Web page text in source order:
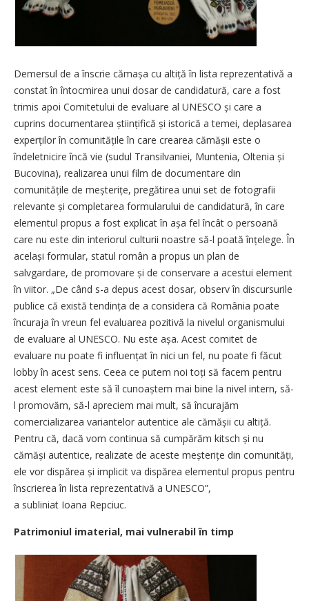
Demersul de a înscrie cămașa cu altiță în lista reprezentativă a
constat în întocmirea unui dosar de candidatură, care a fost
trimis apoi Comitetului de evaluare al UNESCO și care a
cuprins documentarea științifică și istorică a temei, deplasarea
experților în comunitățile în care crearea cămășii este o
îndeletnicire încă vie (sudul Transilvaniei, Muntenia, Oltenia și
Bucovina), realizarea unui film de documentare din
comunitățile de meșterițe, pregătirea unui set de fotografii
relevante și completarea formularului de candidatură, în care
elementul propus a fost explicat în așa fel încât o persoană
care nu este din interiorul culturii noastre să-l poată înțelege. În
același formular, statul român a propus un plan de
salvgardare, de promovare și de conservare a acestui element
în viitor. „De când s-a depus acest dosar, observ în discursurile
publice că există tendința de a considera că România poate
încuraja în vreun fel evaluarea pozitivă la nivelul organismului
de evaluare al UNESCO. Nu este așa. Acest comitet de
evaluare nu poate fi influențat în nici un fel, nu poate fi făcut
lobby în acest sens. Ceea ce putem noi toți să facem pentru
acest element este să îl cu­noaștem mai bine la nivel intern, să-
l promovăm, să-l apreciem mai mult, să încurajăm
comercializarea variantelor autentice ale cămășii cu altiță.
Pentru că, dacă vom continua să cumpărăm kitsch și nu
cămăși autentice, realizate de aceste meșterițe din comunități,
ele vor ­dispărea și implicit va dispărea elementul propus pentru
înscrierea în lista reprezentativă a UNESCO”,
a subliniat Ioana Repciuc.
Patrimoniul imaterial, mai vulnerabil în timp